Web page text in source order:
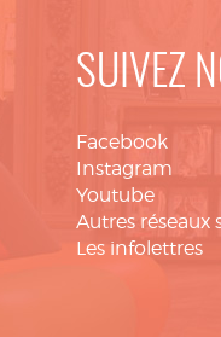
SUIVEZ
Facebook
Instagram
Youtube
Autres réseaux
Les infolettres